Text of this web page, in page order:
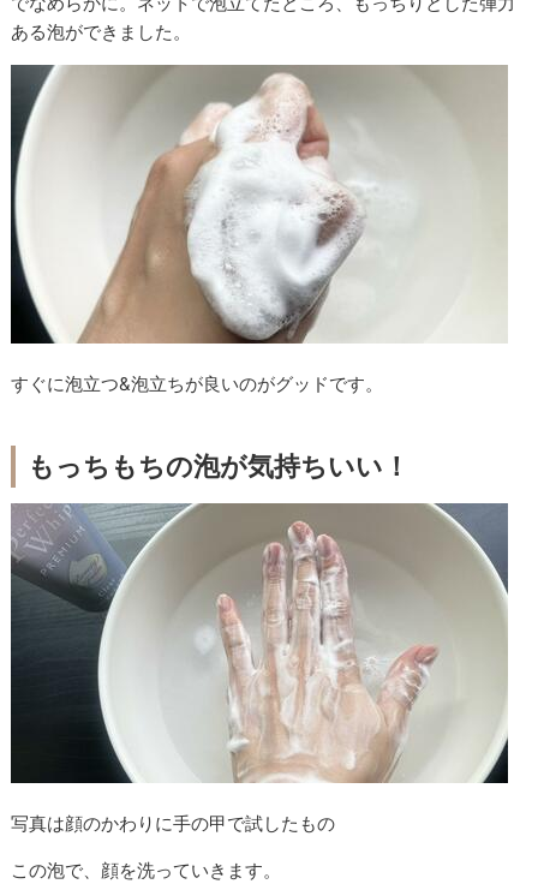
ある泡ができました。
すぐに泡立つ&泡立ちが良いのがグッドです。
もっちもちの泡が気持ちいい！
写真は顔のかわりに手の甲で試したもの
この泡で、顔を洗っていきます。